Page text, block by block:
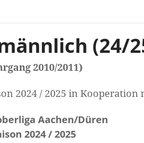
(24/
2010/2011)
2024 / 2025 in
Aachen/Düren
2024 / 2025